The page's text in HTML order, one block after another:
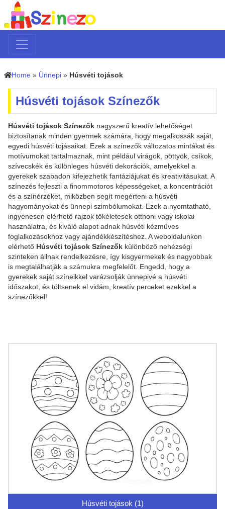
Home » Ünnepi » Húsvéti tojások
Húsvéti tojások Színezők
Húsvéti tojások Színezők nagyszerű kreatív lehetőséget
biztosítanak minden gyermek számára, hogy megalkossák saját,
egyedi húsvéti tojásaikat. Ezek a színezők változatos mintákat és
motívumokat tartalmaznak, mint például virágok, pöttyök, csíkok,
szívecskék és különleges húsvéti dekorációk, amelyekkel a
gyerekek szabadon kifejezhetik fantáziájukat és kreativitásukat. A
színezés fejleszti a finommotoros képességeket, a koncentrációt
és a színérzéket, miközben segít megérteni a húsvéti
hagyományokat és ünnepi szimbólumokat. Ezek a nyomtatható,
ingyenesen elérhető rajzok tökéletesek otthoni vagy iskolai
használatra, és kiváló alapot adnak húsvéti kézműves
foglalkozásokhoz vagy ajándékkészítéshez. A weboldalunkon
elérhető Húsvéti tojások Színezők különböző nehézségi
szinteken állnak rendelkezésre, így kisgyermekek és nagyobbak
is megtalálhatják a számukra megfelelőt. Engedd, hogy a
gyerekek saját színeikkel varázsolják ünnepivé a húsvéti
időszakot, és töltsenek el vidám, kreatív perceket ezekkel a
színezőkkel!
Húsvéti tojások (1)